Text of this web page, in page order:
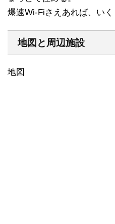
爆速Wi-Fiさえあれば、いく
地図と周辺施設
地図